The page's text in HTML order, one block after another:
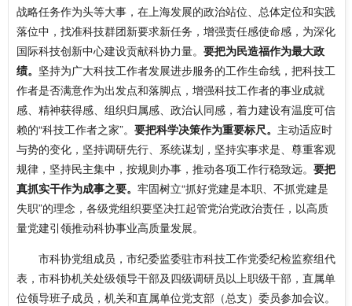
战略任务作为头等大事，在上海发展的政治站位、总体定位和实践
落位中，找准科技群团新要求新任务，增强责任感使命感，为深化
国际科技创新中心建设贡献科协力量。 要把为民造福作为最大政
绩。 坚持为广大科技工作者发展进步服务的工作生命线，把科技工
作者是否满意作为出发点和落脚点，增强科技工作者的事业成就
感、精神获得感、组织归属感、政治认同感，着力建设有温度可信
赖的“科技工作者之家”。 要把科学决策作为重要标尺。 主动适应时
与势的变化，坚持调研先行、系统谋划，坚持实事求是、尊重客观
规律，坚持民主集中，按规则办事，推动各项工作行稳致远。 要把
真抓实干作为成事之要。 牢固树立“抓好党建是本职、不抓党建是
失职”的理念，各级党组织要坚决扛起管党治党政治责任，以高质
量党建引领推动科协事业高质量发展。
市科协党组成员，市纪委监委驻市科技工作党委纪检监察组代
表，市科协机关处级领导干部及四级调研员以上职级干部，直属单
位领导班子成员，机关和直属单位党支部（总支）委员参加会议。